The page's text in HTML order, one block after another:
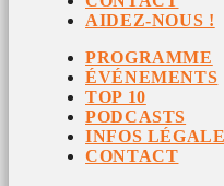
AIDEZ-NOUS !
PROGRAMME
ÉVÉNEMENTS
TOP 10
PODCASTS
INFOS
CONTACT